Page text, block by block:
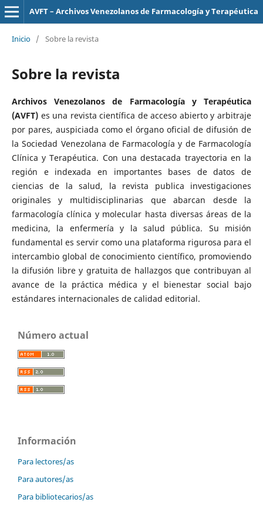
AVFT – Archivos Venezolanos de Farmacología y Terapéutica
Inicio / Sobre la revista
Sobre la revista
Archivos Venezolanos de Farmacología y Terapéutica
(AVFT)es una revista científica de acceso abierto y arbitraje
por pares, auspiciada como el órgano oficial de difusión de
la Sociedad Venezolana de Farmacología y de Farmacología
Clínica y Terapéutica. Con una destacada trayectoria en la
región e indexada en importantes bases de datos de
ciencias de la salud, la revista publica investigaciones
originales y multidisciplinarias que abarcan desde la
farmacología clínica y molecular hasta diversas áreas de la
medicina, la enfermería y la salud pública. Su misión
fundamental es servir como una plataforma rigurosa para el
intercambio global de conocimiento científico, promoviendo
la difusión libre y gratuita de hallazgos que contribuyan al
avance de la práctica médica y el bienestar social bajo
estándares internacionales de calidad editorial.
Número actual
Información
Para lectores/as
Para autores/as
Para bibliotecarios/as